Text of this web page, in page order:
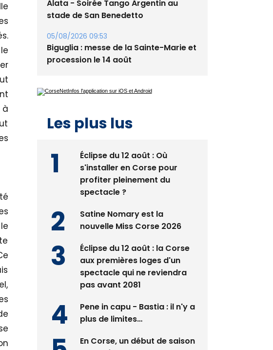
à
06/08/2026 15:04
stade de San Benedetto
05/08/2026 09:53
Les plus lus
Éclipse du 12 août : Où
s'installer en Corse pour
spectacle ?
nouvelle Miss Corse 2026
Éclipse du 12 août : la Corse
aux premières loges d'un
pas avant 2081
plus de limites…